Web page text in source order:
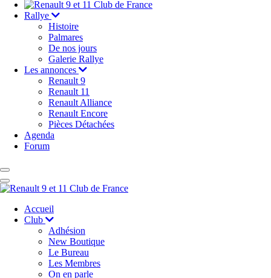
Rallye
Histoire
Palmares
De nos jours
Galerie Rallye
Les annonces
Renault 9
Renault 11
Renault Alliance
Renault Encore
Pièces Détachées
Agenda
Forum
Accueil
Club
Adhésion
New Boutique
Le Bureau
Les Membres
On en parle